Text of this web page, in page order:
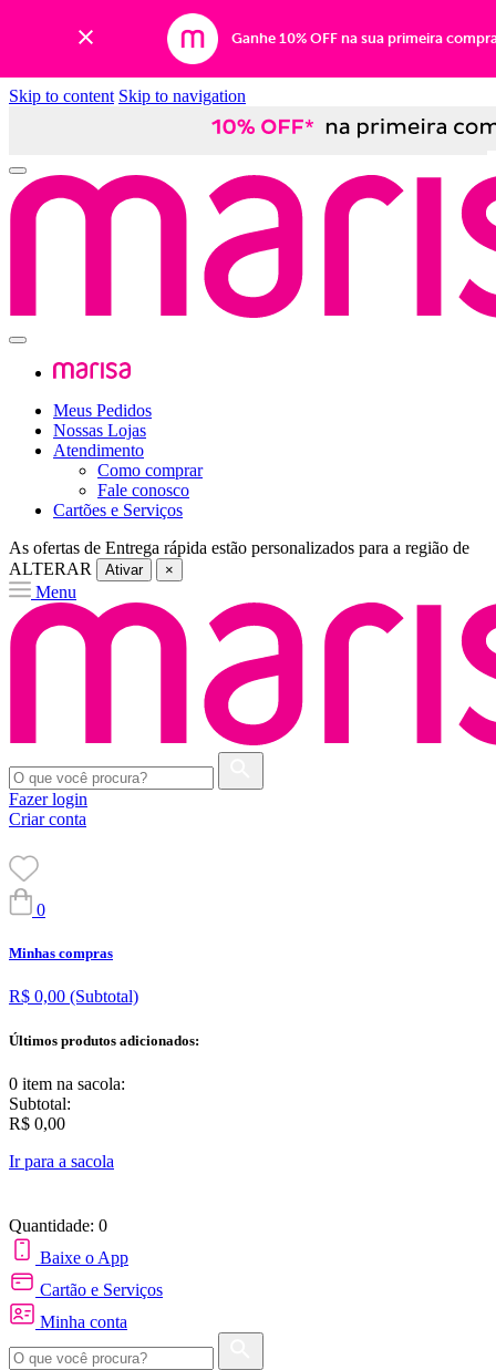
Ganhe 10% OFF na sua primeira
Skip to content Skip to navigation
Meus Pedidos
Nossas Lojas
Atendimento
Como comprar
Fale conosco
Cartões e Serviços
As ofertas de Entrega rápida estão personalizados para a região de
ALTERAR
Ativar ×
Menu
Fazer login
Criar conta
0
Minhas compras
R$ 0,00 (Subtotal)
Últimos produtos adicionados:
0 item na sacola:
Subtotal:
R$ 0,00
Ir para a sacola
Quantidade: 0
Baixe o App
Cartão e Serviços
Minha conta